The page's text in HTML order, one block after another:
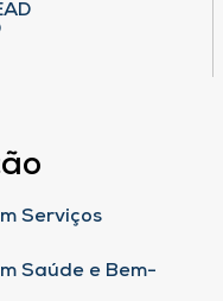
Serviços
Saúde e Bem-